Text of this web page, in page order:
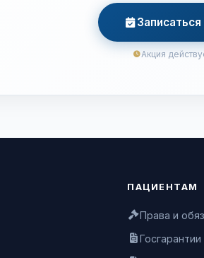
Акция
ПАЦИЕНТАМ
Права и
Госгарантии